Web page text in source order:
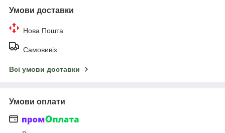
Умови доставки
Нова Пошта
Самовивіз
Всі умови доставки
Умови оплати